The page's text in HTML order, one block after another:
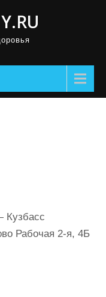
Кузбасс
Рабочая 2-я, 4Б